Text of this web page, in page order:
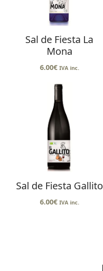
Sal de Fiesta La
Mona
6.00€ IVA inc.
Sal de Fiesta Gallito
6.00€ IVA inc.